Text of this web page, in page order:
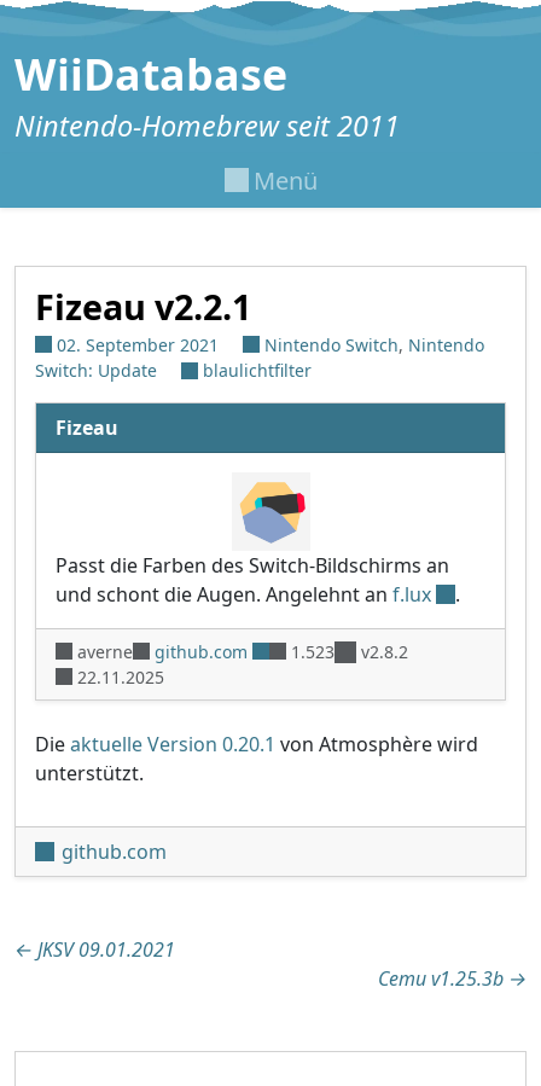
Zum Inhalt springen
WiiDatabase
Nintendo-Homebrew seit 2011
Menü
Fizeau v2.2.1
02. September 2021 Nintendo Switch, Nintendo
Switch: Update
blaulichtfilter
Fizeau
Passt die Farben des Switch-Bildschirms an
und schont die Augen. Angelehnt an f.lux .
averne github.com 1.523
v2.8.2
22.11.2025
Dieaktuelle Version 0.20.1 von Atmosphère wird
unterstützt.
github.com
Beitragsnavigation
← JKSV 09.01.2021
Cemu v1.25.3b →